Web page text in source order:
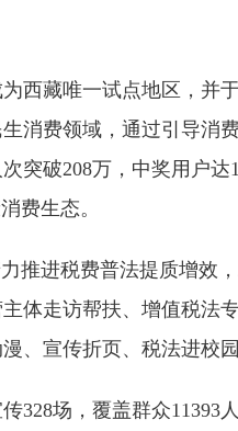
藏唯一试点地区，并于
消费领域，通过引导消
突破208万，中奖用户
费生态。
进税费普法提质增效
体走访帮扶、增值税法
、宣传折页、税法进校
场，覆盖群众11393